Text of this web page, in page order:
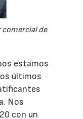
comercial de
estamos
últimos
Nos
con un